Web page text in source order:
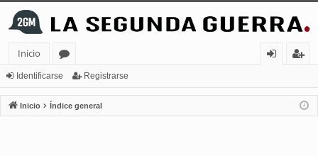
Inicio
or
os
nt
ifi
ist
ra
Identificarse Registrarse
Inicio Índice general